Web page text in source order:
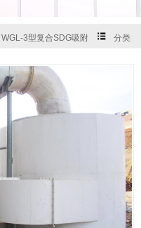
分类
WGL-3型复合SDG吸附